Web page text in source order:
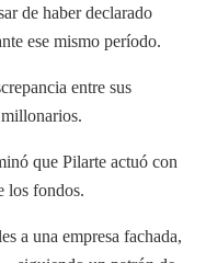
de haber declarado
ese mismo período.
entre sus
que Pilarte actuó con
los fondos.
a una empresa fachada,